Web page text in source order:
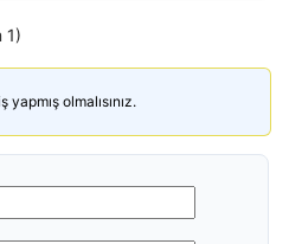
1)
olmalısınız.